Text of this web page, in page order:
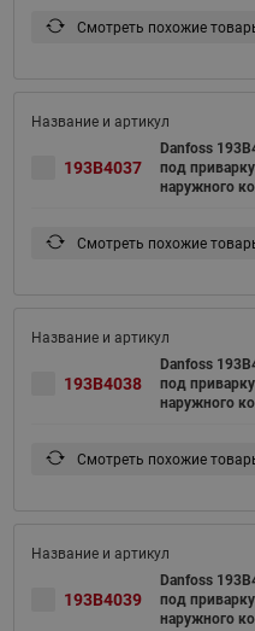
Смотреть похожие
193B4037
Danfoss
под
наружного
Смотреть похожие
193B4038
Danfoss
под
наружного
Смотреть похожие
193B4039
Danfoss
под
наружного